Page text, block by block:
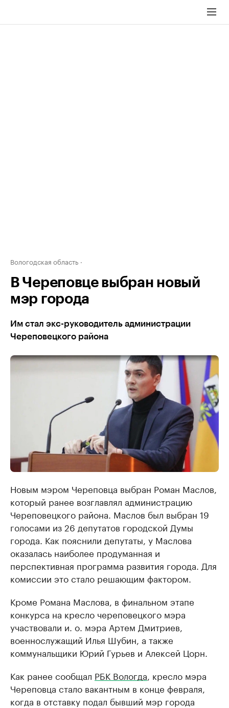
Вологодская область
В Череповце выбран новый
мэр города
Им стал экс-руководитель администрации
Череповецкого района
Новым мэром Череповца выбран Роман Маслов,
который ранее возглавлял администрацию
Череповецкого района. Маслов был выбран 19
голосами из 26 депутатов городской Думы
города. Как пояснили депутаты, у Маслова
оказалась наиболее продуманная и
перспективная программа развития города. Для
комиссии это стало решающим фактором.
Кроме Романа Маслова, в финальном этапе
конкурса на кресло череповецкого мэра
участвовали и. о. мэра Артем Дмитриев,
военнослужащий Илья Шубин, а также
коммунальщики Юрий Гурьев и Алексей Цорн.
Как ранее сообщал РБК Вологда , кресло мэра
Череповца стало вакантным в конце февраля,
когда в отставку подал бывший мэр города